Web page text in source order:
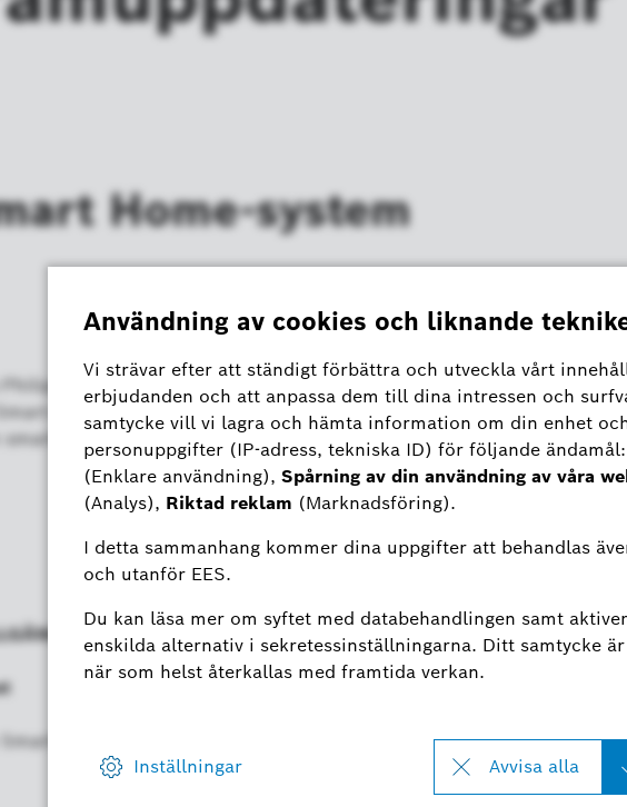
Home-system
Hue Bridge-firmware till version 1971060010
I vissa fall avbröts
Home styrenhet och lamporna kunde inte längre styras.
smarta hemkontrollen löser detta anslutningsproblem.
Smart Home styrenhet kommer att distribueras: